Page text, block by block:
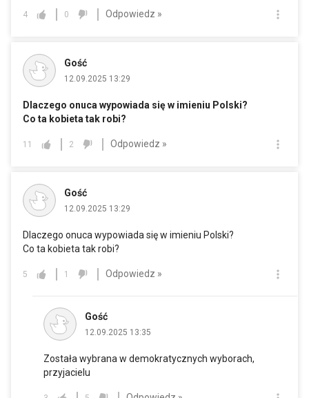
4 0 Odpowiedz »
Gość
12.09.2025 13:29
Dlaczego onuca wypowiada się w imieniu Polski?
Co ta kobieta tak robi?
11 2 Odpowiedz »
Gość
12.09.2025 13:29
Dlaczego onuca wypowiada się w imieniu Polski?
Co ta kobieta tak robi?
5 1 Odpowiedz »
Gość
12.09.2025 13:35
Została wybrana w demokratycznych wyborach,
przyjacielu